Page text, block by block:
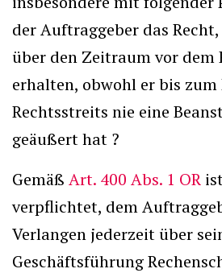
der Auftraggeber das
über den Zeitraum vor dem
erhalten, obwohl er bis zum
Rechtsstreits nie eine
geäußert hat ?
Gemäß Art. 400 Abs. 1 OR
verpflichtet, dem
Verlangen jederzeit über
Geschäftsführung